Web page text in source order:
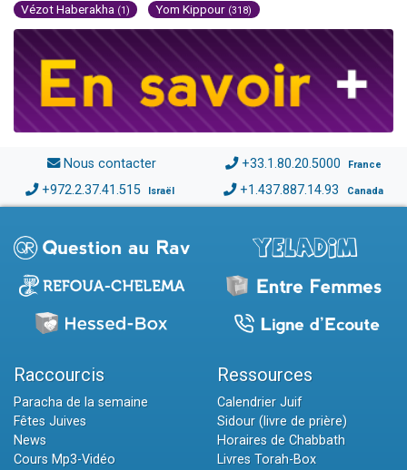
Vézot Haberakha (1) Yom Kippour (318)
Nous contacter +33.1.80.20.5000 France
+972.2.37.41.515 Israël +1.437.887.14.93 Canada
Raccourcis
Paracha de la semaine
Fêtes Juives
News
Cours Mp3-Vidéo
Ressources
Calendrier Juif
Sidour (livre de prière)
Horaires de Chabbath
Livres Torah-Box